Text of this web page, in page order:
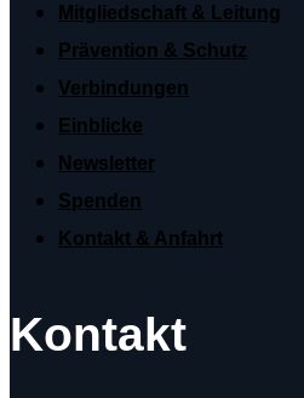
Mitgliedschaft & Leitung
Prävention & Schutz
Verbindungen
Einblicke
Newsletter
Spenden
Kontakt & Anfahrt
Kontakt